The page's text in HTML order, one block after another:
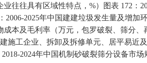
往具有区域性特点，%）图表 172：
2006-2025年中国建建垃圾发生量及增
本及毛利率（万元，包罗破裂、筛分
建施工企业、拆卸及拆修单元、居平易
2024年中国机制砂破裂筛分设备市